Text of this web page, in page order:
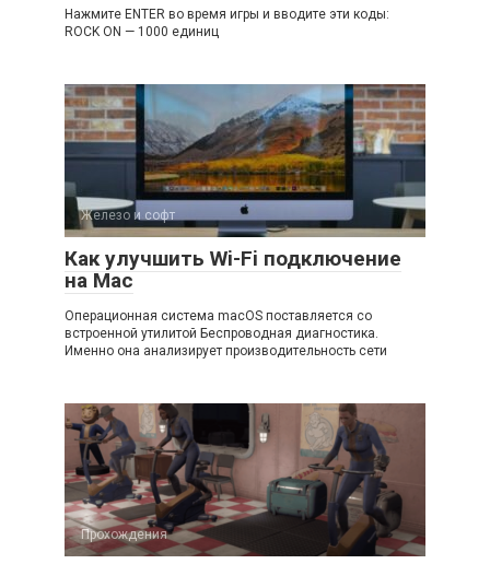
Нажмите ENTER во время игры и вводите эти коды:
ROCK ON — 1000 единиц
Железо и софт
Как улучшить Wi-Fi подключение
на Mac
Операционная система macOS поставляется со
встроенной утилитой Беспроводная диагностика.
Именно она анализирует производительность сети
Прохождения